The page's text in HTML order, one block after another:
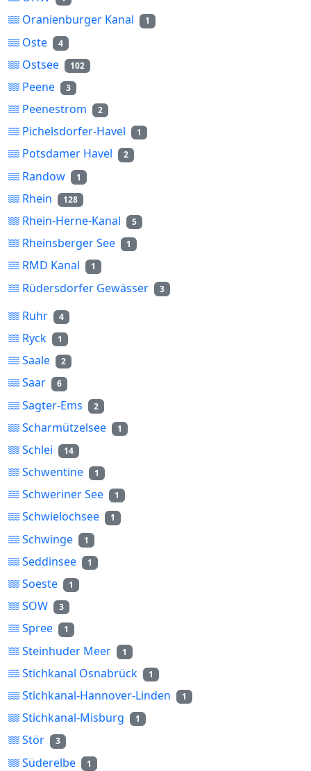
Oranienburger Kanal 1
Oste 4
Ostsee 102
Peene 3
Peenestrom 2
Pichelsdorfer-Havel 1
Potsdamer Havel 2
Randow 1
Rhein 128
Rhein-Herne-Kanal 5
Rheinsberger See 1
RMD Kanal 1
Rüdersdorfer Gewässer 3
Ruhr 4
Ryck 1
Saale 2
Saar 6
Sagter-Ems 2
Scharmützelsee 1
Schlei 14
Schwentine 1
Schweriner See 1
Schwielochsee 1
Schwinge 1
Seddinsee 1
Soeste 1
SOW 3
Spree 1
Steinhuder Meer 1
Stichkanal Osnabrück 1
Stichkanal-Hannover-Linden 1
Stichkanal-Misburg 1
Stör 3
Süderelbe 1